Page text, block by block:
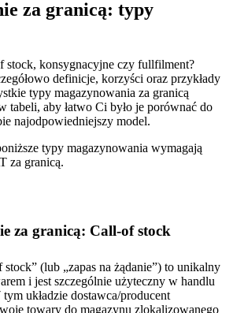
za granicą: typy
stock, konsygnacyjne czy fullfilment?
definicje, korzyści oraz przykłady
typy magazynowania za granicą
tabeli, aby łatwo Ci było je porównać do
najodpowiedniejszy model.
typy magazynowania wymagają
za granicą.
za granicą: Call-of stock
(lub „zapas na żądanie”) to unikalny
i jest szczególnie użyteczny w handlu
układzie dostawca/producent
towary do magazynu zlokalizowanego